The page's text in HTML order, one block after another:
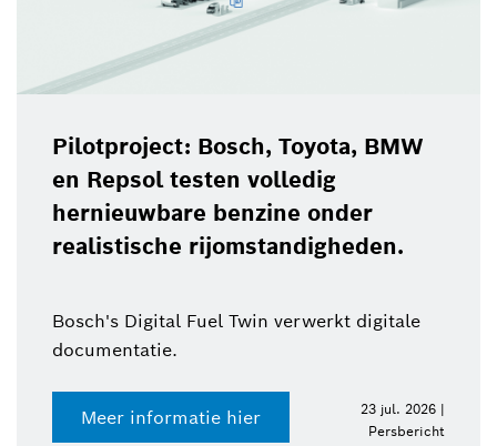
Pilotproject: Bosch, Toyota, BMW
en Repsol testen volledig
hernieuwbare benzine onder
realistische rijomstandigheden.
Bosch's Digital Fuel Twin verwerkt digitale
documentatie.
Meer informatie hier
23 jul. 2026 |
Persbericht